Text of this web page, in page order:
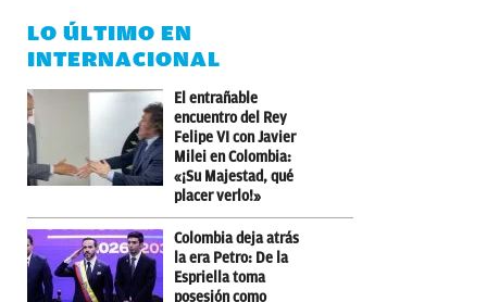
LO ÚLTIMO EN
INTERNACIONAL
El entrañable
encuentro del Rey
Felipe VI con Javier
Milei en Colombia:
«¡Su Majestad, qué
placer verlo!»
Colombia deja atrás
la era Petro: De la
Espriella toma
posesión como